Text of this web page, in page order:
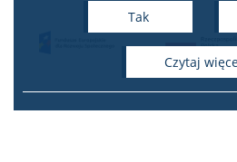
Tak
czytaj